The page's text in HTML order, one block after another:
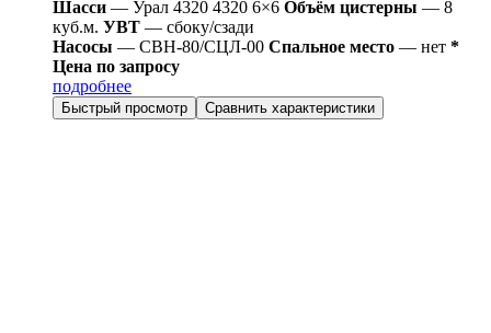
Шасси — Урал 4320 4320 6×6 Объём цистерны — 8
куб.м. УВТ — сбоку/сзади
Насосы — СВН-80/СЦЛ-00 Спальное место — нет *
Цена по запросу
подробнее
Быстрый просмотр Сравнить характеристики